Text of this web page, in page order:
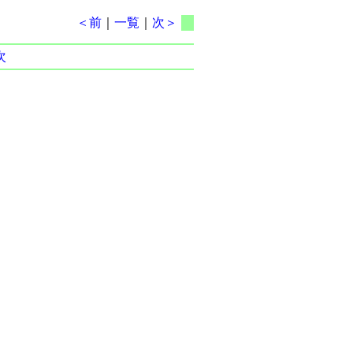
＜前 ｜一覧 次＞